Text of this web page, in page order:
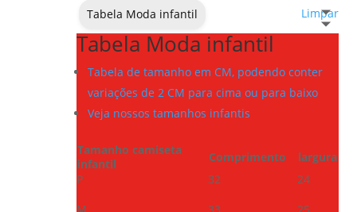
Limpar
Tabela Moda infantil
Tabela Moda infantil
Tabela de tamanho em CM, podendo conter
variações de 2 CM para cima ou para baixo
Veja nossos tamanhos infantis
Tamanho camiseta
infantil
Comprimento
largura
P
32
24
M
33
25